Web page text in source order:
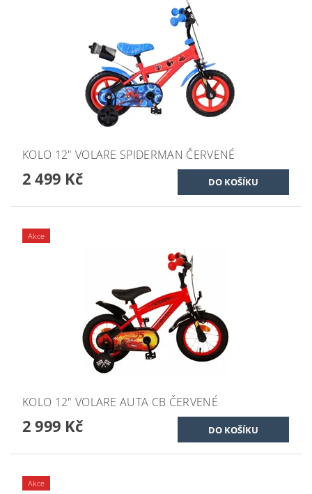
KOLO 12" VOLARE SPIDERMAN ČERVENÉ
2 499 Kč
Akce
KOLO 12" VOLARE AUTA CB ČERVENÉ
2 999 Kč
Akce